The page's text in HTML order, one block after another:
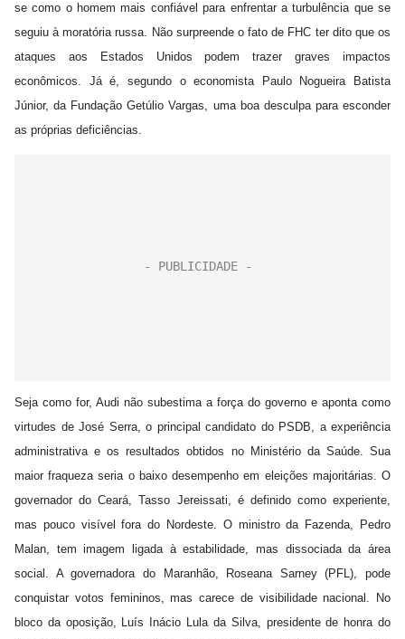
se como o homem mais confiável para enfrentar a turbulência que se
seguiu à moratória russa. Não surpreende o fato de FHC ter dito que os
ataques aos Estados Unidos podem trazer graves impactos
econômicos. Já é, segundo o economista Paulo Nogueira Batista
Júnior, da Fundação Getúlio Vargas, uma boa desculpa para esconder
as próprias deficiências.
Seja como for, Audi não subestima a força do governo e aponta como
virtudes de José Serra, o principal candidato do PSDB, a experiência
administrativa e os resultados obtidos no Ministério da Saúde. Sua
maior fraqueza seria o baixo desempenho em eleições majoritárias. O
governador do Ceará, Tasso Jereissati, é definido como experiente,
mas pouco visível fora do Nordeste. O ministro da Fazenda, Pedro
Malan, tem imagem ligada à estabilidade, mas dissociada da área
social. A governadora do Maranhão, Roseana Sarney (PFL), pode
conquistar votos femininos, mas carece de visibilidade nacional. No
bloco da oposição, Luís Inácio Lula da Silva, presidente de honra do